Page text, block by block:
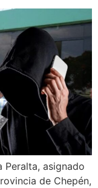
Peralta, asignado
de Chepén,